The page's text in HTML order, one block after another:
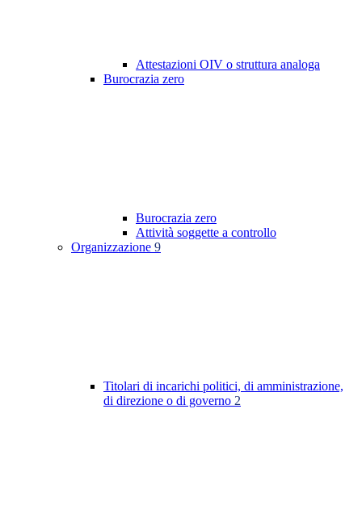
Attestazioni OIV o struttura analoga
Burocrazia zero
Burocrazia zero
Attività soggette a controllo
Organizzazione 9
Titolari di incarichi politici, di amministrazione,
di direzione o di governo 2